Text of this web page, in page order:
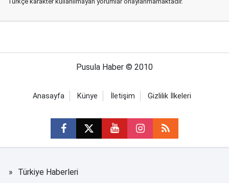
Pusula Haber © 2010
Anasayfa Künye İletişim Gizlilik İlkeleri
Türkiye Haberleri